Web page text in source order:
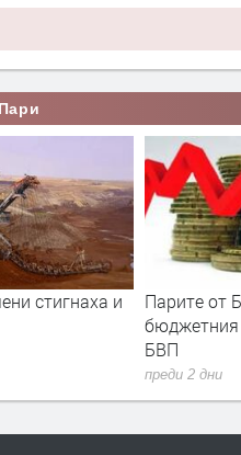
стигнаха и
Парите от
бюджетния
БВП
преди 2 дни